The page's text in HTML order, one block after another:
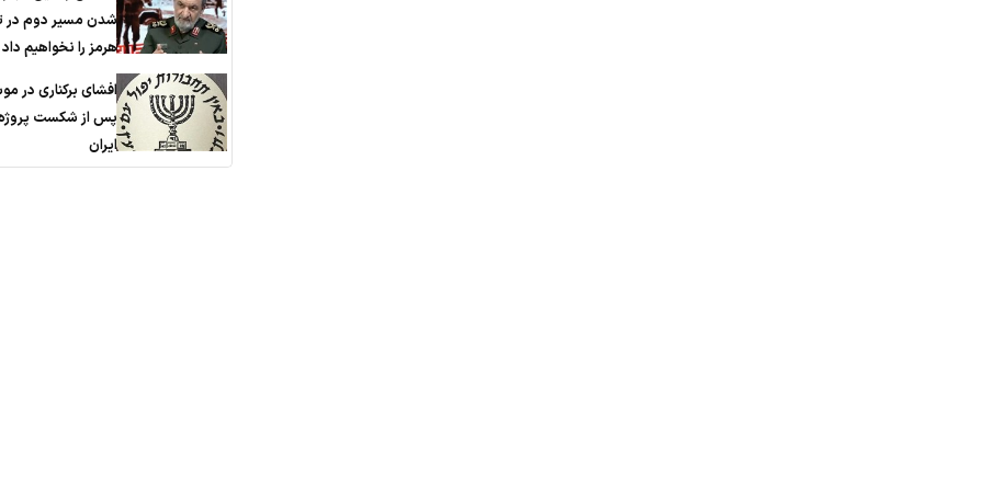
شدن مسیر دوم در
هرمز را نخواهیم داد
افشای برکناری در
پس از شکست پروژه
ایران